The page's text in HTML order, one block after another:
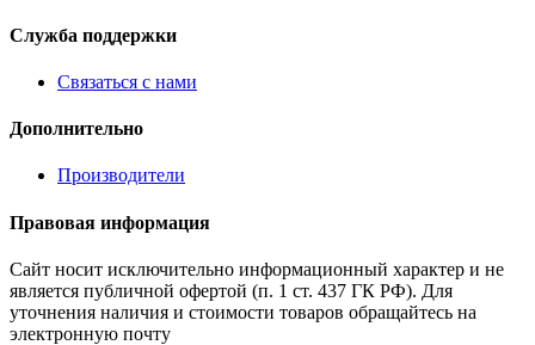
Служба поддержки
Связаться с нами
Дополнительно
Производители
Правовая информация
Сайт носит исключительно информационный характер и не
является публичной офертой (п. 1 ст. 437 ГК РФ). Для
уточнения наличия и стоимости товаров обращайтесь на
электронную почту